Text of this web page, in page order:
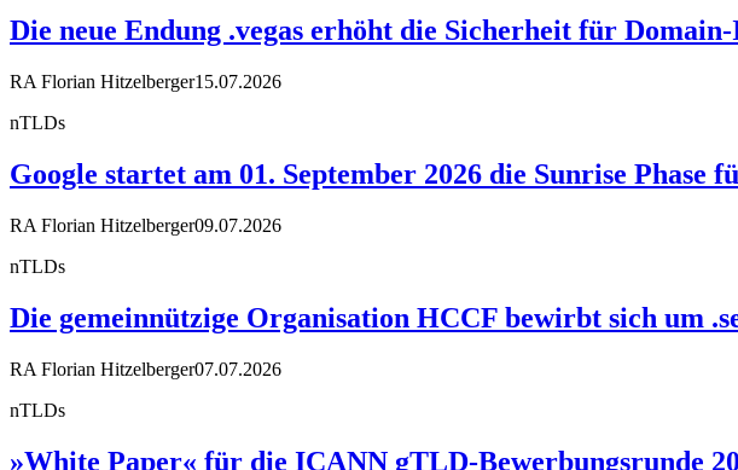
Die neue Endung .vegas erhöht die Sicherheit für
RA Florian Hitzelberger15.07.2026
nTLDs
Google startet am 01. September 2026 die Sunrise Phase
RA Florian Hitzelberger09.07.2026
nTLDs
Die gemeinnützige Organisation HCCF bewirbt sich um
RA Florian Hitzelberger07.07.2026
nTLDs
»White Paper« für die ICANN gTLD-Bewerbungsrunde